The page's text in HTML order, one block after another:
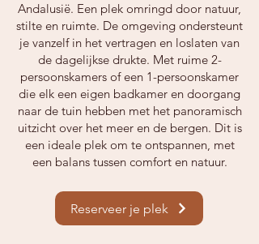
Andalusië. Een plek omringd door natuur,
stilte en ruimte. De omgeving ondersteunt
je vanzelf in het vertragen en loslaten van
de dagelijkse drukte. Met ruime 2-
persoonskamers of een 1-persoonskamer
die elk een eigen badkamer en doorgang
naar de tuin hebben met het panoramisch
uitzicht over het meer en de bergen. Dit is
een ideale plek om te ontspannen, met
een balans tussen comfort en natuur.
Reserveer je plek